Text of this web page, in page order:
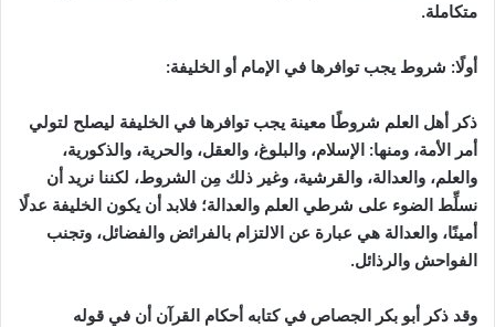
متكاملة.
أولًا: شروط يجب توافرها في الإمام أو الخليفة:
ذكر أهل العلم شروطًا معينة يجب توافرها في الخليفة ليصلح لتولي
أمر الأمة، ومنها: الإسلام، والبلوغ، والعقل، والحرية، والذكورية،
والعلم، والعدالة، والقرشية، وغير ذلك مِن الشروط، لكننا نريد أن
نسلِّط الضوء على شرطي العلم والعدالة؛ فلابد أن يكون الخليفة عدلًا
أمينًا، والعدالة هي عبارة عن الالتزام بالفرائض والفضائل، وتجنب
الفواحش والرذائل.
وقد ذكر أبو بكر الجصاص في كتابه أحكام القرآن أن في قوله